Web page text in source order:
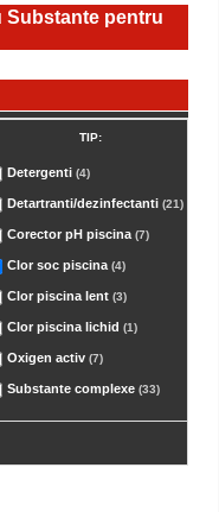
Substante pentru
TIP:
Detergenti (4)
Detartranti/dezinfectanti (21)
Corector pH piscina (7)
Clor soc piscina (4)
Clor piscina lent (3)
Clor piscina lichid (1)
Oxigen activ (7)
Substante complexe (33)